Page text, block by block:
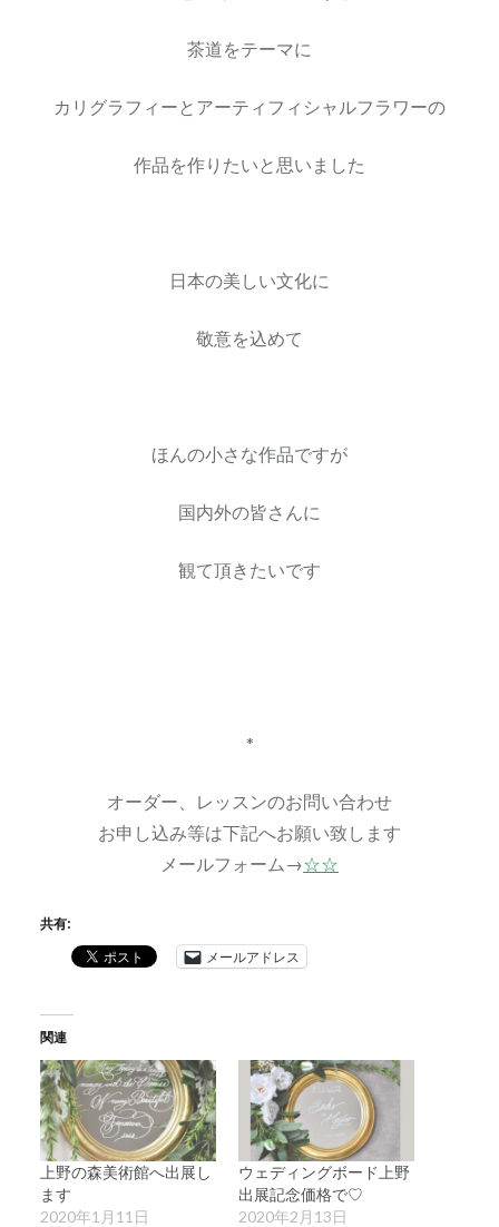
茶道をテーマに
カリグラフィーとアーティフィシャルフラワーの
作品を作りたいと思いました
日本の美しい文化に
敬意を込めて
ほんの小さな作品ですが
国内外の皆さんに
観て頂きたいです
*
オーダー、レッスンのお問い合わせ
お申し込み等は下記へお願い致します
メールフォーム→☆☆
共有:
メールアドレス
関連
上野の森美術館へ出展し
ます
2020年1月11日
ウェディングボード上野
出展記念価格で♡
2020年2月13日